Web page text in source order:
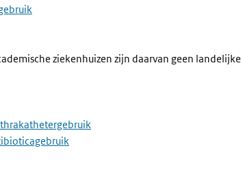
ziekenhuizen zijn daarvan geen landelijke